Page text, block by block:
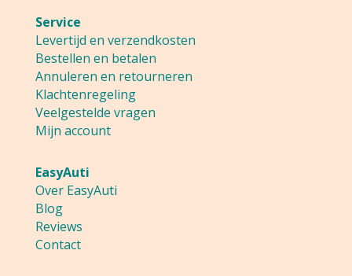
Service
Levertijd en verzendkosten
Bestellen en betalen
Annuleren en retourneren
Klachtenregeling
Veelgestelde vragen
Mijn account
EasyAuti
Over EasyAuti
Blog
Reviews
Contact